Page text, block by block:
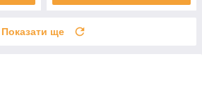
Показати ще